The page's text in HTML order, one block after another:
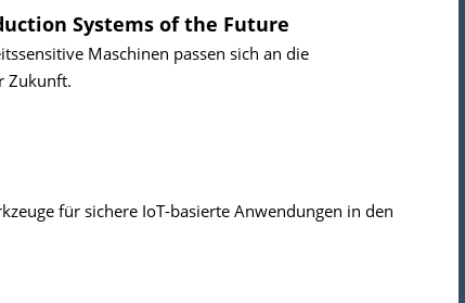
Systems of the Future
Maschinen passen sich an die
Zukunft.
für sichere IoT-basierte Anwendungen in den